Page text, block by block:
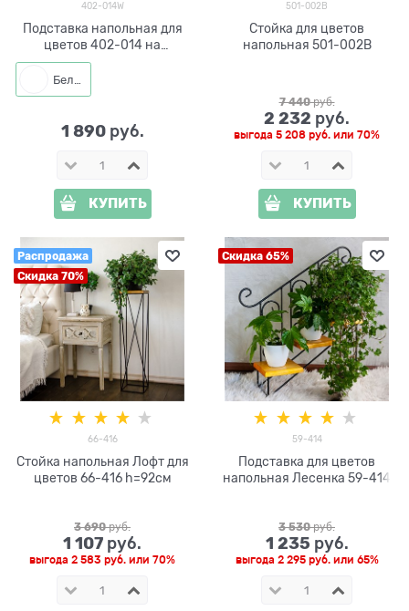
402-014W
Подставка напольная для
цветов 402-014 на
колёсиках
1 890 руб.
КУПИТЬ
501-002B
Стойка для цветов
напольная 501-002B
7 440 руб.
2 232 руб.
выгода 5 208 руб. или 70%
КУПИТЬ
Распродажа
Скидка 70%
66-416
Стойка напольная Лофт для
цветов 66-416 h=92см
3 690 руб.
1 107 руб.
выгода 2 583 руб. или 70%
Скидка 65%
59-414
Подставка для цветов
напольная Лесенка 59-414
3 530 руб.
1 235 руб.
выгода 2 295 руб.или 65%